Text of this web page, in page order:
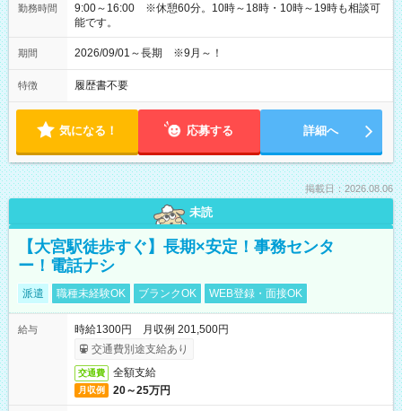
勤務時間
9:00～16:00 ※休憩60分。10時～18時・10時～19時も相談可
能です。
期間 2026/09/01～長期 ※9月～！
特徴 履歴書不要
気になる！ 応募する 詳細へ
掲載日：2026.08.06
未読
【大宮駅徒歩すぐ】長期×安定！事務センタ
ー！電話ナシ
派遣 職種未経験OK ブランクOK WEB登録・面接OK
給与
時給1300円 月収例 201,500円
交通費別途支給あり
交通費 全額支給
月収例 20～25万円